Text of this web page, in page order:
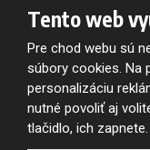
Tento web je
Zásady ochrany
Tento web
Pre chod webu sú
súbory cookies. Na
personalizáciu
nutné povoliť aj
tlačidlo, ich zapnete.